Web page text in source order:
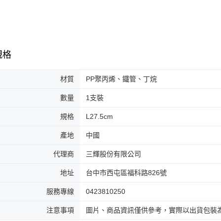
格
材質 PP聚丙烯、鐵管、丁烷
數量 1支裝
規格 L27.5cm
產地 中國
代理商 三輝股份有限公司
地址 台中市西屯區福科路826號
服務專線 0423810250
注意事項 圖片、商品資訊僅供參考，實際以出貨包裝